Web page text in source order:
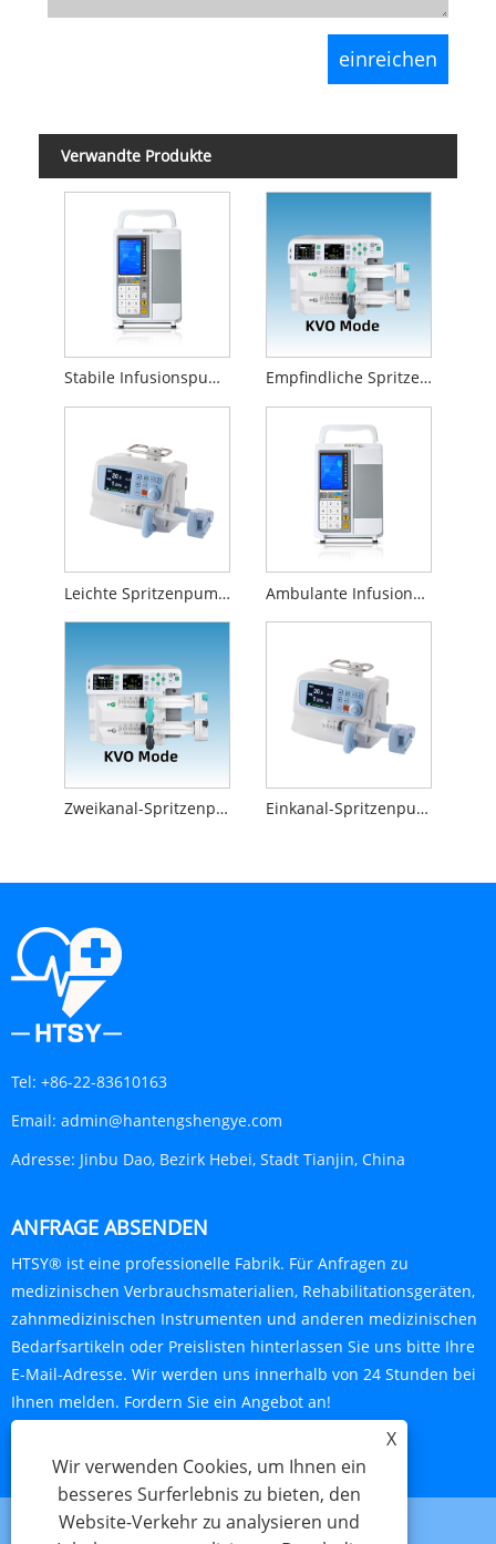
Verwandte Produkte
Stabile Infusionspumpe Empfindliche Spritzenpumpe
Leichte Spritzenpumpe Ambulante Infusionspumpe
Zweikanal-Spritzenpumpe Einkanal-Spritzenpumpe
Tel: +86-22-83610163
Email: admin@hantengshengye.com
Adresse: Jinbu Dao, Bezirk Hebei, Stadt Tianjin, China
ANFRAGE ABSENDEN
HTSY® ist eine professionelle Fabrik. Für Anfragen zu
medizinischen Verbrauchsmaterialien, Rehabilitationsgeräten,
zahnmedizinischen Instrumenten und anderen medizinischen
Bedarfsartikeln oder Preislisten hinterlassen Sie uns bitte Ihre
E-Mail-Adresse. Wir werden uns innerhalb von 24 Stunden bei
Ihnen melden. Fordern Sie ein Angebot an!
X
Wir verwenden Cookies, um Ihnen ein
besseres Surferlebnis zu bieten, den
Website-Verkehr zu analysieren und